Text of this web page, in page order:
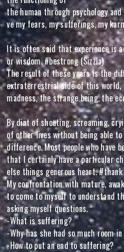
the human through psychology
ve my fears, my sufferings, my
It is often said that experience is
or wisdom. #bestrong (Sizzla)
The result of these years is the
extraterrestrial side of this world,
madness, the strange being, the
By dint of shouting, screaming,
of other lives without being able
difference. Most people who have
that I certainly have a particular
else things generous heart.
My confrontation with mature,
to come to myself to understand
asking myself questions.
-What is suffering?
-Why has she had so much room
-How to put an end to suffering?